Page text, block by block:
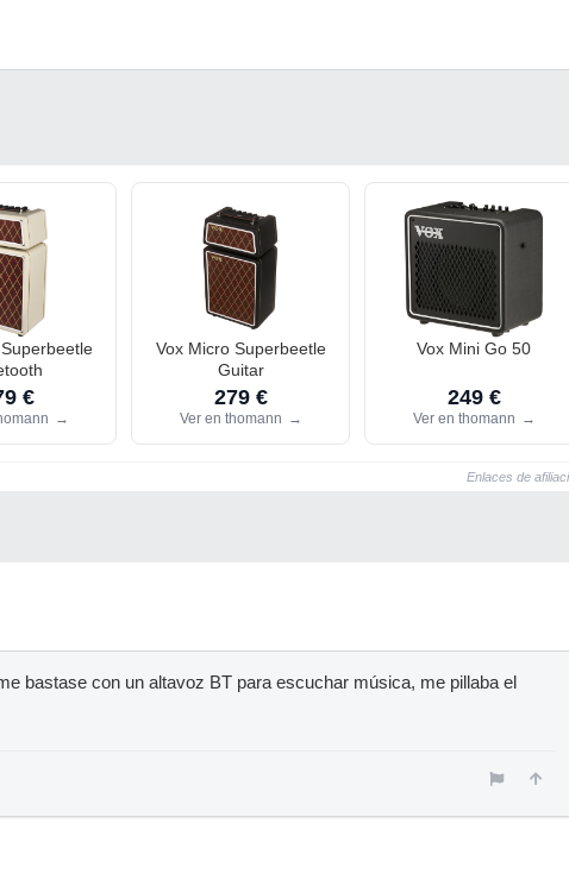
€
→
Vox Micro Superbeetle
Guitar
279 €
Ver en thomann →
Vox Mini Go 50
249 €
Ver en thomann →
Enlaces de
bastase con un altavoz BT para escuchar música, me pillaba el